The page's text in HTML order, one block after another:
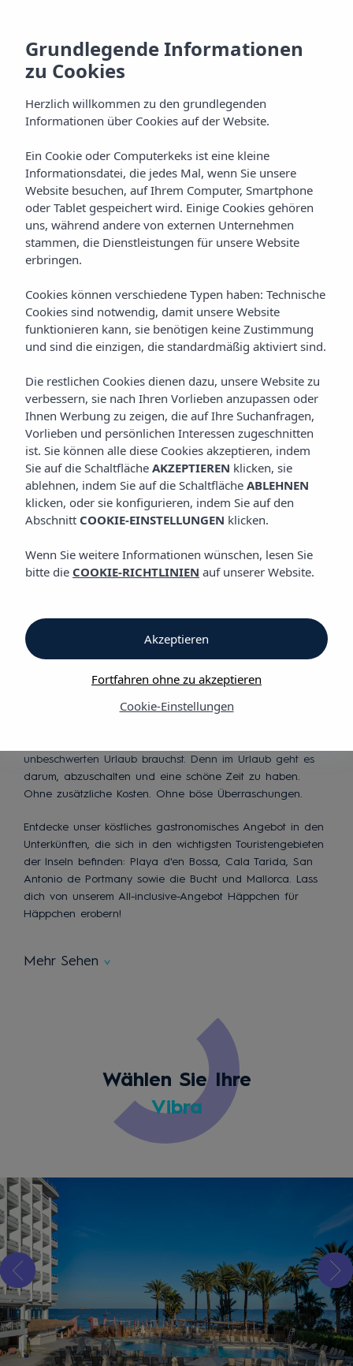
All Inclusive
Holiday Experience
Vibra Erfahrung ALLES INKLUSIVE
All-Inclusive Hotels und
Apartments
auf Ibiza und Mallorca
unbeschwerten Urlaub brauchst. Denn im Urlaub geht es
darum, abzuschalten und eine schöne Zeit zu haben.
Ohne zusätzliche Kosten. Ohne böse Überraschungen.
Entdecke unser köstliches gastronomisches Angebot in den
Unterkünften, die sich in den wichtigsten Touristengebieten
der Inseln befinden: Playa d'en Bossa, Cala Tarida, San
Antonio de Portmany sowie die Bucht und Mallorca. Lass
dich von unserem All-inclusive-Angebot Häppchen für
Häppchen erobern!
Mehr Sehen
Wählen Sie Ihre
Vibra
Grundlegende Informationen
zu Cookies
Herzlich willkommen zu den grundlegenden
Informationen über Cookies auf der Website.
Ein Cookie oder Computerkeks ist eine kleine
Informationsdatei, die jedes Mal, wenn Sie unsere
Website besuchen, auf Ihrem Computer, Smartphone
oder Tablet gespeichert wird. Einige Cookies gehören
uns, während andere von externen Unternehmen
stammen, die Dienstleistungen für unsere Website
erbringen.
Cookies können verschiedene Typen haben: Technische
Cookies sind notwendig, damit unsere Website
funktionieren kann, sie benötigen keine Zustimmung
und sind die einzigen, die standardmäßig aktiviert sind.
Die restlichen Cookies dienen dazu, unsere Website zu
verbessern, sie nach Ihren Vorlieben anzupassen oder
Ihnen Werbung zu zeigen, die auf Ihre Suchanfragen,
Vorlieben und persönlichen Interessen zugeschnitten
ist. Sie können alle diese Cookies akzeptieren, indem
Sie auf die Schaltfläche AKZEPTIEREN klicken, sie
ablehnen, indem Sie auf die Schaltfläche ABLEHNEN
klicken, oder sie konfigurieren, indem Sie auf den
Abschnitt COOKIE-EINSTELLUNGEN klicken.
Wenn Sie weitere Informationen wünschen, lesen Sie
bitte die COOKIE-RICHTLINIEN auf unserer Website.
Cookie-Einstellungen
Fortfahren ohne zu akzeptieren
Akzeptieren